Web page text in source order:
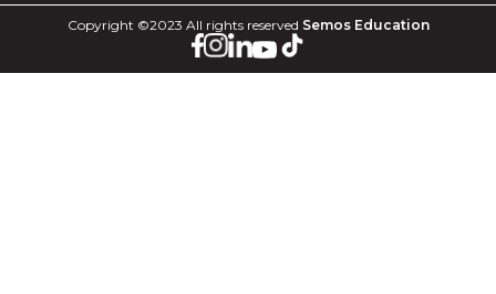
Copyright ©2023 All rights reserved Semos Education